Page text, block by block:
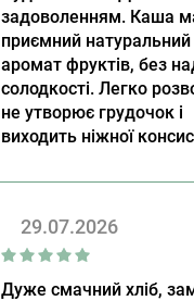
задоволенням. Каша
приємний натуральний
аромат фруктів, без
солодкості. Легко
не утворює грудочок і
виходить ніжної
29.07.2026
Дуже смачний хліб,